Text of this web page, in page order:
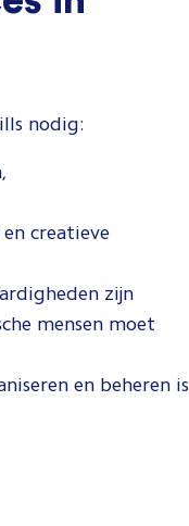
nodig:
creatieve
zijn
mensen moet
en beheren is